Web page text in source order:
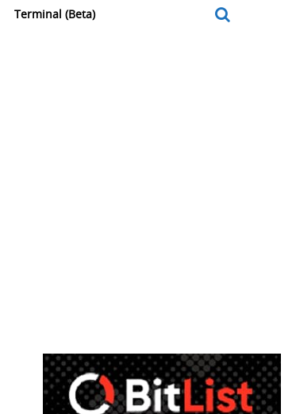
Terminal (Beta)